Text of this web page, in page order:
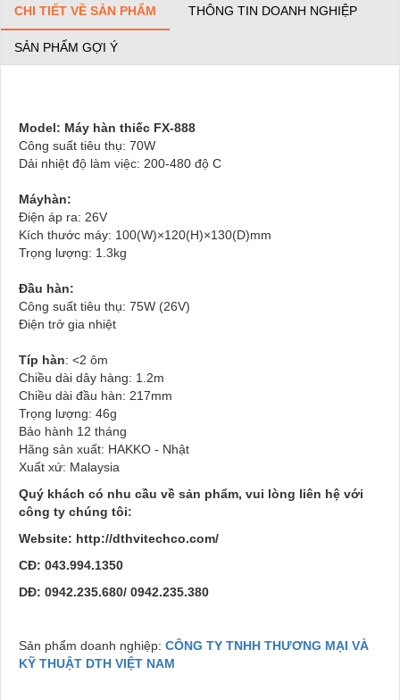
CHI TIẾT VỀ SẢN PHẨM THÔNG TIN DOANH NGHIỆP
SẢN PHẨM GỢI Ý
Model: Máy hàn thiếc FX-888
Công suất tiêu thụ: 70W
Dải nhiệt độ làm việc: 200-480 độ C
Máyhàn:
Điện áp ra: 26V
Kích thước máy: 100(W)×120(H)×130(D)mm
Trọng lượng: 1.3kg
Đầu hàn:
Công suất tiêu thụ: 75W (26V)
Điện trở gia nhiệt
Típ hàn: <2 ôm
Chiều dài dây hàng: 1.2m
Chiều dài đầu hàn: 217mm
Trọng lượng: 46g
Bảo hành 12 tháng
Hãng sản xuất: HAKKO - Nhật
Xuất xứ: Malaysia
Quý khách có nhu cầu về sản phẩm, vui lòng liên hệ với
công ty chúng tôi:
Website: http://dthvitechco.com/
CĐ: 043.994.1350
DĐ: 0942.235.680/ 0942.235.380
Sản phẩm doanh nghiệp: CÔNG TY TNHH THƯƠNG MẠI VÀ
KỸ THUẬT DTH VIỆT NAM